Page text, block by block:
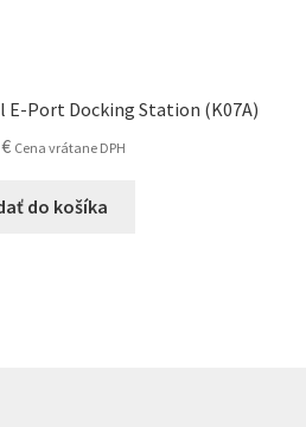
E-Port Docking Station (K07A)
€ Cena vrátane DPH
do košíka